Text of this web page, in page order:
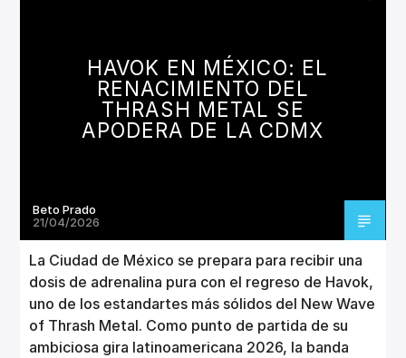
TÍTULO
Invencible Radio
HAVOK EN MÉXICO: EL
RENACIMIENTO DEL
THRASH METAL SE
APODERA DE LA CDMX
Beto Prado
21/04/2026
La Ciudad de México se prepara para recibir una
dosis de adrenalina pura con el regreso de Havok,
uno de los estandartes más sólidos del New Wave
of Thrash Metal. Como punto de partida de su
ambiciosa gira latinoamericana 2026, la banda